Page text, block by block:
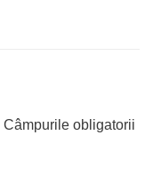
Câmpurile obligatorii